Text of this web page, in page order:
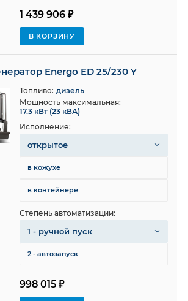
1 439 906 ₽
В КОРЗИНУ
Energo ED 25/230 Y
998 015 ₽
Топливо: дизель
Мощность максимальная:
17.3 кВт (23 кВА)
Исполнение:
открытое
в кожухе
в контейнере
Степень автоматизации:
1 - ручной пуск
2 - автозапуск